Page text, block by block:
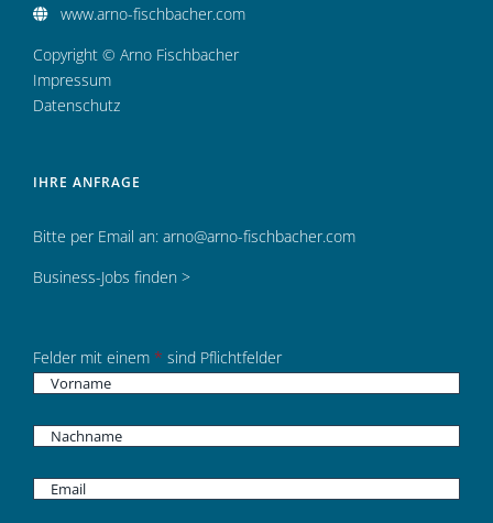
www.arno-fischbacher.com
Copyright © Arno Fischbacher
Impressum
Datenschutz
IHRE ANFRAGE
Bitte per Email an: arno@arno-fischbacher.com
Business-Jobs finden >
Felder mit einem * sind Pflichtfelder